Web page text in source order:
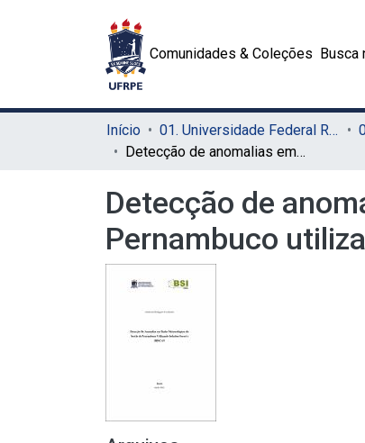
Comunidades & Coleções Busca
Início 01. Universidade Federal Rural de Pernambuco - UFRPE (Sede)
Detecção de anomalias em dados meteorológicos do sertão de Pernambuco utilizando Isolation Forest e DBSCAN
Detecção de
Pernambuco